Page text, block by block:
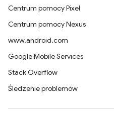
Centrum pomocy Pixel
Centrum pomocy Nexus
www.android.com
Google Mobile Services
Stack Overflow
Śledzenie problemów